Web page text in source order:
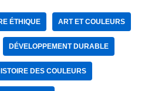
ÉTHIQUE ART ET COULEURS
DÉVELOPPEMENT DURABLE
DES COULEURS